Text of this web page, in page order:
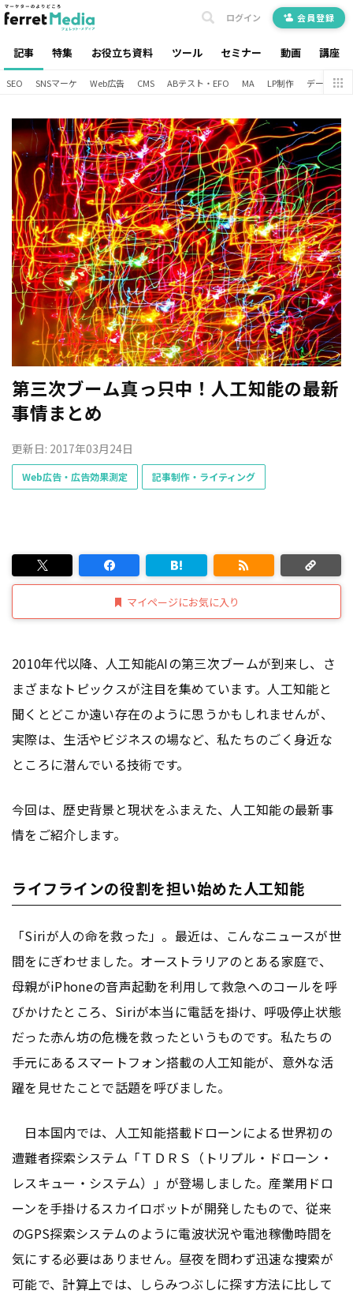
記事 特集 お役立ち資料 ツール セミナー 動画 講座
ログイン 会員登録
SEO SNSマーケ Web広告 CMS ABテスト・EFO MA LP制作 データ分析
第三次ブーム真っ只中！人工知能の最新
事情まとめ
更新日: 2017年03月24日
Web広告・広告効果測定 記事制作・ライティング
マイページにお気に入り
2010年代以降、人工知能AIの第三次ブームが到来し、さ
まざまなトピックスが注目を集めています。人工知能と
聞くとどこか遠い存在のように思うかもしれませんが、
実際は、生活やビジネスの場など、私たちのごく身近な
ところに潜んでいる技術です。
今回は、歴史背景と現状をふまえた、人工知能の最新事
情をご紹介します。
ライフラインの役割を担い始めた人工知能
「Siriが人の命を救った」。最近は、こんなニュースが世
間をにぎわせました。オーストラリアのとある家庭で、
母親がiPhoneの音声起動を利用して救急へのコールを呼
びかけたところ、Siriが本当に電話を掛け、呼吸停止状態
だった赤ん坊の危機を救ったというものです。私たちの
手元にあるスマートフォン搭載の人工知能が、意外な活
躍を見せたことで話題を呼びました。
日本国内では、人工知能搭載ドローンによる世界初の
遭難者探索システム「ＴＤＲＳ（トリプル・ドローン・
レスキュー・システム）」が登場しました。産業用ドロ
ーンを手掛けるスカイロボットが開発したもので、従来
のGPS探索システムのように電波状況や電池稼働時間を
気にする必要はありません。昼夜を問わず迅速な捜索が
可能で、計算上では、しらみつぶしに探す方法に比して